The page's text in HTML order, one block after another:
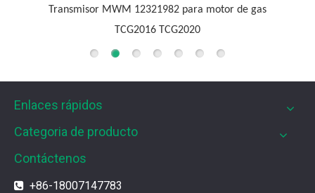
Transmisor MWM 12321982 para motor de gas
TCG2016 TCG2020
Enlaces rápidos
Categoria de producto
Contáctenos
 +86-18007147783